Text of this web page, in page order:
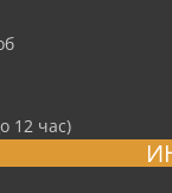
12 час)